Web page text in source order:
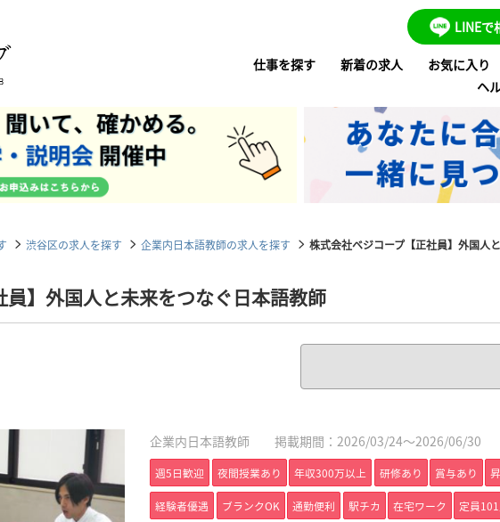
LINEで
仕事を探す 新着の求人
お気に入り
ヘ
渋谷区の求人を探す 企業内日本語教師の求人を探す 株式会社ベジコープ【正社員】外国人
】外国人と未来をつなぐ日本語教師
企業内日本語教師 掲載期間：2026/03/24～2026/06/30
週5日歓迎 夜間授業あり 年収300万以上 研修あり 賞与あり
経験者優遇 ブランクOK 通勤便利 駅チカ 在宅ワーク 定員